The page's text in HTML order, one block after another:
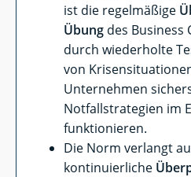
ist die regelmäßige
Übung des Business
durch wiederholte
von
Unternehmen
Notfallstrategien im
funktionieren.
Die Norm verlangt
kontinuierliche